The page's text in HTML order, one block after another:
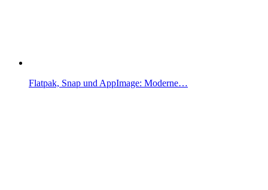
Flatpak, Snap und AppImage: Moderne…